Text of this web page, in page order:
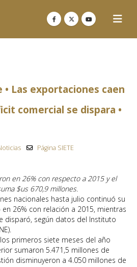
• Las exportaciones caen
comercial se dispara •
Página SIETE
en 26% con respecto a 2015 y el
$us 670,9 millones.
nacionales hasta julio continuó su
26% con relación a 2015, mientras
disparó, según datos del Instituto
primeros siete meses del año
sumaron 5.471,5 millones de
disminuyeron a 4.050 millones de